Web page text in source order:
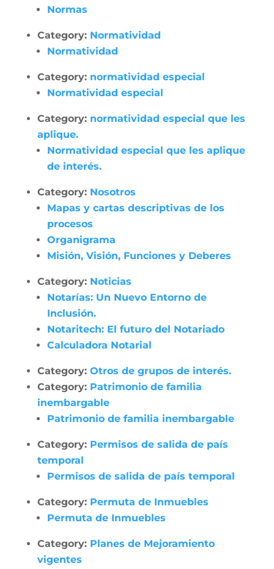
Normas
Category: Normatividad
Normatividad
Category: normatividad especial
Normatividad especial
Category: normatividad especial que les
aplique.
Normatividad especial que les aplique
de interés.
Category: Nosotros
Mapas y cartas descriptivas de los
procesos
Organigrama
Misión, Visión, Funciones y Deberes
Category: Noticias
Notarías: Un Nuevo Entorno de
Inclusión.
Notaritech: El futuro del Notariado
Calculadora Notarial
Category: Otros de grupos de interés.
Category: Patrimonio de familia
inembargable
Patrimonio de familia inembargable
Category: Permisos de salida de país
temporal
Permisos de salida de país temporal
Category: Permuta de Inmuebles
Permuta de Inmuebles
Category: Planes de Mejoramiento
vigentes